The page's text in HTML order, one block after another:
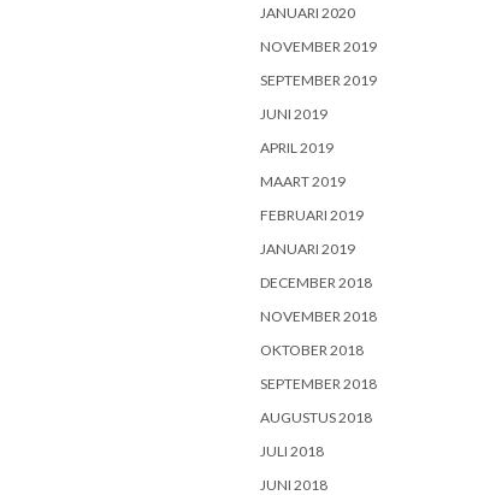
JANUARI 2020
NOVEMBER 2019
SEPTEMBER 2019
JUNI 2019
APRIL 2019
MAART 2019
FEBRUARI 2019
JANUARI 2019
DECEMBER 2018
NOVEMBER 2018
OKTOBER 2018
SEPTEMBER 2018
AUGUSTUS 2018
JULI 2018
JUNI 2018